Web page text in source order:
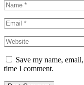
Save my name,
time I comment.